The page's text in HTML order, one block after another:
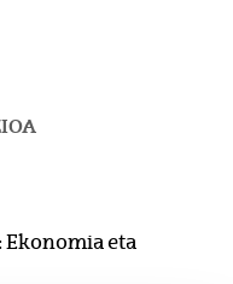
eta